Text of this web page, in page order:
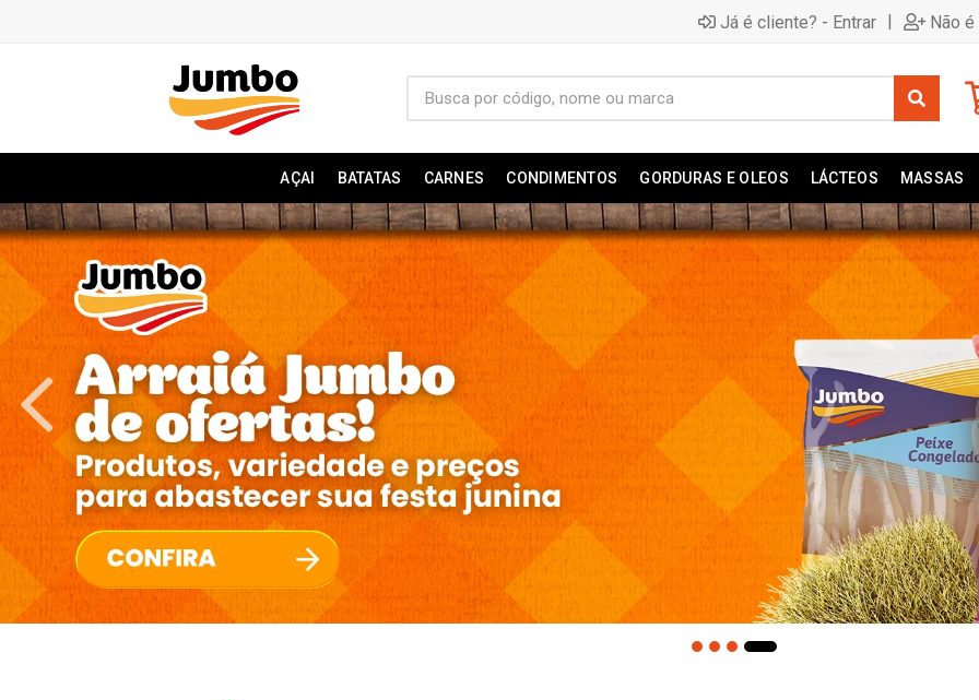
Já é cliente? - Entrar | Não
AÇAI BATATAS CARNES CONDIMENTOS GORDURAS E OLEOS LÁCTEOS MASSAS